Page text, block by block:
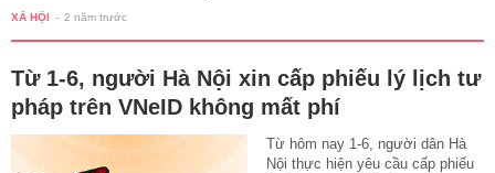
XÃ HỘI - 2 năm trước
Từ 1-6, người Hà Nội xin cấp phiếu lý lịch tư
pháp trên VNeID không mất phí
Từ hôm nay 1-6, người dân Hà
Nội thực hiện yêu cầu cấp phiếu